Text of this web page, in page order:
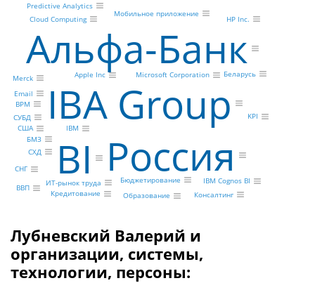
IBA Group
Альфа-Банк
BI Россия
Microsoft Corporation
Apple Inc
IBM
HP Inc.
Merck
БМЗ
Email
Мобильное приложение
Cloud Computing
Бюджетирование
Predictive Analytics
СХД
СУБД
BPM
IBM Cognos BI
США
Беларусь
СНГ
ВВП
ИТ-рынок труда
Кредитование
Образование Консалтинг
KPI
Лубневский Валерий и
организации, системы,
технологии, персоны: